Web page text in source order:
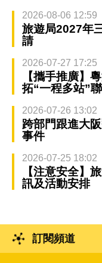
2026-08-06 12:59
旅遊局2027年
請
2026-07-27 17:25
【攜手推廣】
拓“一程多站”
2026-07-26 13:02
跨部門跟進大
事件
2026-07-25 18:02
【注意安全】
訊及活動安排
訂閱頻道